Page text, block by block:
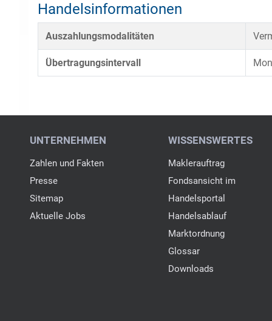
Handelsinformationen
Auszahlungsmodalitäten
Übertragungsintervall